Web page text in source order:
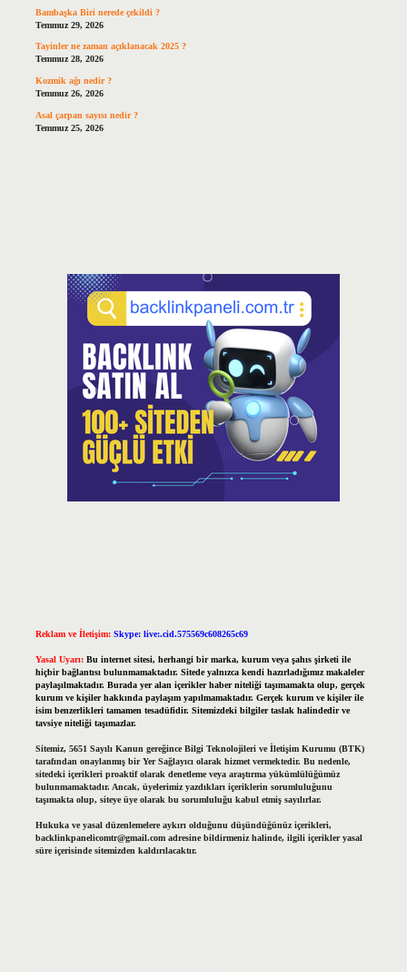
Bambaşka Biri nerede çekildi ?
Temmuz 29, 2026
Tayinler ne zaman açıklanacak 2025 ?
Temmuz 28, 2026
Kozmik ağı nedir ?
Temmuz 26, 2026
Asal çarpan sayısı nedir ?
Temmuz 25, 2026
Reklam ve İletişim: Skype: live:.cid.575569c608265c69
Yasal Uyarı: Bu internet sitesi, herhangi bir marka, kurum veya şahıs şirketi ile
hiçbir bağlantısı bulunmamaktadır. Sitede yalnızca kendi hazırladığımız makaleler
paylaşılmaktadır. Burada yer alan içerikler haber niteliği taşımamakta olup, gerçek
kurum ve kişiler hakkında paylaşım yapılmamaktadır. Gerçek kurum ve kişiler ile
isim benzerlikleri tamamen tesadüfidir. Sitemizdeki bilgiler taslak halindedir ve
tavsiye niteliği taşımazlar.
Sitemiz, 5651 Sayılı Kanun gereğince Bilgi Teknolojileri ve İletişim Kurumu (BTK)
tarafından onaylanmış bir Yer Sağlayıcı olarak hizmet vermektedir. Bu nedenle,
sitedeki içerikleri proaktif olarak denetleme veya araştırma yükümlülüğümüz
bulunmamaktadır. Ancak, üyelerimiz yazdıkları içeriklerin sorumluluğunu
taşımakta olup, siteye üye olarak bu sorumluluğu kabul etmiş sayılırlar.
Hukuka ve yasal düzenlemelere aykırı olduğunu düşündüğünüz içerikleri,
backlinkpanelicomtr@gmail.comadresine bildirmeniz halinde, ilgili içerikler yasal
süre içerisinde sitemizden kaldırılacaktır.